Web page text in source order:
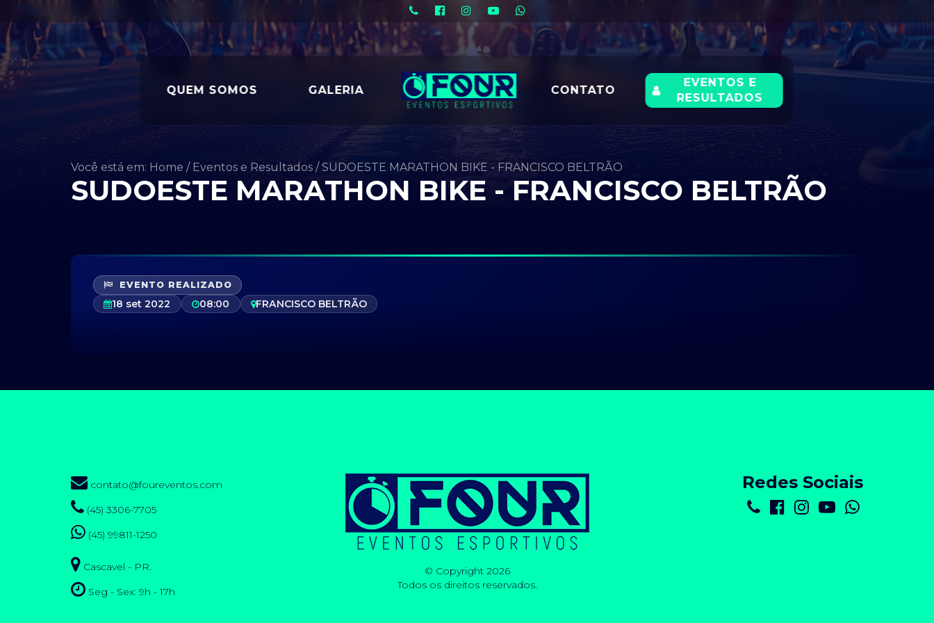
QUEM SOMOS GALERIA CONTATO
EVENTOS E
RESULTADOS
Você está em: Home / Eventos e Resultados / SUDOESTE MARATHON BIKE - FRANCISCO BELTRÃO
SUDOESTE MARATHON BIKE - FRANCISCO BELTRÃO
EVENTO REALIZADO
18 set 2022 08:00 FRANCISCO BELTRÃO
contato@foureventos.com
(45) 3306-7705
(45) 99811-1250
Cascavel - PR.
Seg - Sex: 9h - 17h
© Copyright 2026
Todos os direitos reservados.
Redes Sociais